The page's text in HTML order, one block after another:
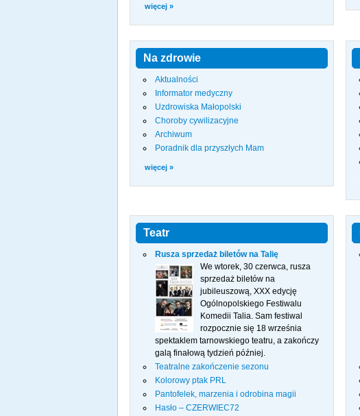
więcej »
Na zdrowie
Aktualności
Informator medyczny
Uzdrowiska Małopolski
Choroby cywilizacyjne
Archiwum
Poradnik dla przyszłych Mam
więcej »
Teatr
Rusza sprzedaż biletów na Talię
We wtorek, 30 czerwca, rusza
sprzedaż biletów na
jubileuszową, XXX edycję
Ogólnopolskiego Festiwalu
Komedii Talia. Sam festiwal
rozpocznie się 18 września
spektaklem tarnowskiego teatru, a zakończy
galą finałową tydzień później.
Teatralne zakończenie sezonu
Kolorowy ptak PRL
Pantofelek, marzenia i odrobina magii
Hasło – CZERWIEC72